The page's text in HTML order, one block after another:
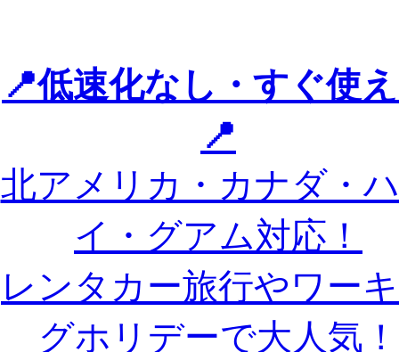
📍低速化なし・すぐ使
📍
北アメリカ・カナダ・
イ・グアム対応！
レンタカー旅行やワー
グホリデーで大人気！